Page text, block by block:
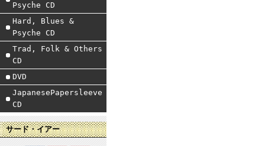
Psyche CD
Hard, Blues &
Psyche CD
Trad, Folk & Others
CD
DVD
JapanesePapersleeve
CD
サード・イアー